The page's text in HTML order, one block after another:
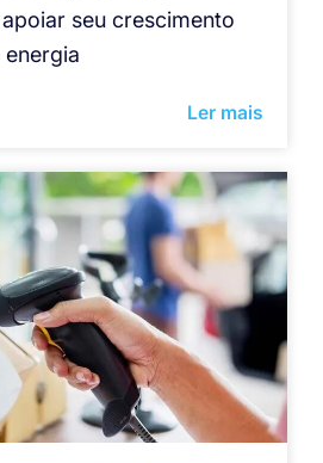
seu crescimento
Ler mais